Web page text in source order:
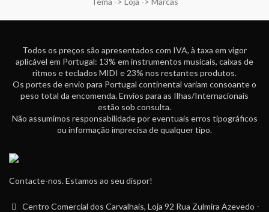
Todos os preços são apresentados com IVA, à taxa em vigor
aplicável em Portugal: 13% em instrumentos musicais, caixas de
ritmos e teclados MIDI e 23% nos restantes produtos.
Os portes de envio para Portugal continental variam consoante o
peso total da encomenda. Envios para as Ilhas/Internacionais
estão sob consulta.
Não assumimos responsabilidade por eventuais erros tipográficos
ou informação imprecisa de qualquer tipo.
Contacte-nos. Estamos ao seu dispor!
Centro Comercial dos Carvalhais, Loja 92 Rua Zulmira Azevedo -